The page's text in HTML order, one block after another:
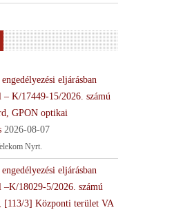
eljárásban
– K/17449-15/2026. számú
GPON optikai
2026-08-07
Nyrt.
eljárásban
–K/18029-5/2026. számú
[113/3] Központi terület VA